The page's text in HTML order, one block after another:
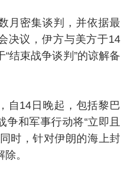
月密集谈判，并依据最
决议，伊方与美方于14
“结束战争谈判”的谅解备
自14日晚起，包括黎巴
争和军事行动将“立即且
时，针对伊朗的海上封
。